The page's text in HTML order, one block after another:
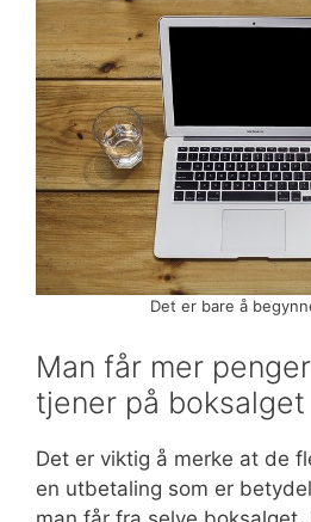
Det er bare å
Man får mer
tjener på boksalget
Det er viktig å merke at de
en utbetaling som er